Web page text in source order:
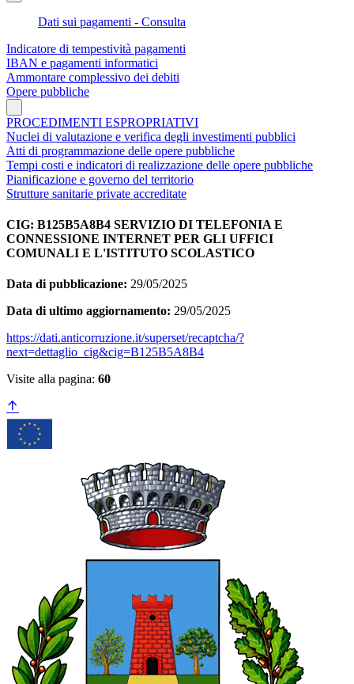
Dati sui pagamenti - Consulta
Indicatore di tempestività pagamenti
IBAN e pagamenti informatici
Ammontare complessivo dei debiti
Opere pubbliche
PROCEDIMENTI ESPROPRIATIVI
Nuclei di valutazione e verifica degli investimenti pubblici
Atti di programmazione delle opere pubbliche
Tempi costi e indicatori di realizzazione delle opere pubbliche
Pianificazione e governo del territorio
Strutture sanitarie private accreditate
CIG: B125B5A8B4 SERVIZIO DI TELEFONIA E
CONNESSIONE INTERNET PER GLI UFFICI
COMUNALI E L'ISTITUTO SCOLASTICO
Data di pubblicazione: 29/05/2025
Data di ultimo aggiornamento: 29/05/2025
https://dati.anticorruzione.it/superset/recaptcha/?
next=dettaglio_cig&cig=B125B5A8B4
Visite alla pagina: 60